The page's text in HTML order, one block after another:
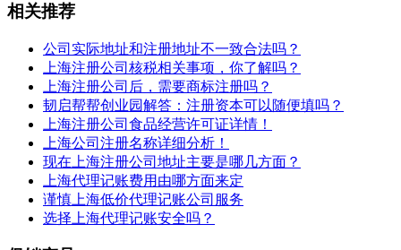
相关推荐
公司实际地址和注册地址不一致合法吗？
上海注册公司核税相关事项，你了解吗？
上海注册公司后，需要商标注册吗？
韧启帮帮创业园解答：注册资本可以随便填吗？
上海注册公司食品经营许可证详情！
上海公司注册名称详细分析！
现在上海注册公司地址主要是哪几方面？
上海代理记账费用由哪方面来定
谨慎上海低价代理记账公司服务
选择上海代理记账安全吗？